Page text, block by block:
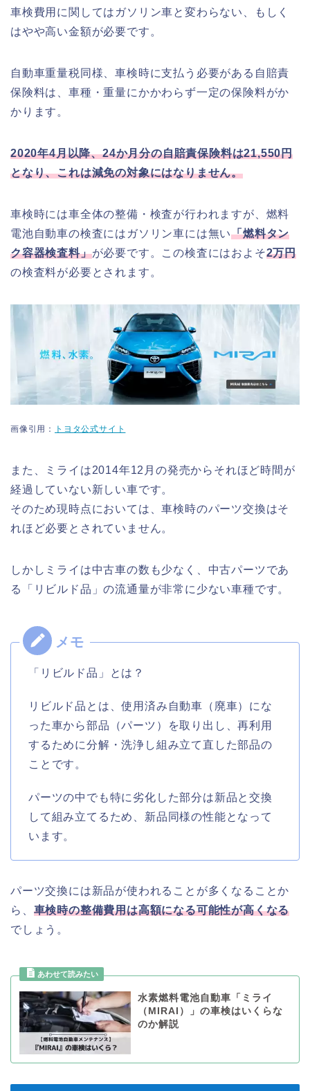
車検費用に関してはガソリン車と変わらない、もしく
はやや高い金額が必要です。
自動車重量税同様、車検時に支払う必要がある自賠責
保険料は、車種・重量にかかわらず一定の保険料がか
かります。
2020年4月以降、24か月分の自賠責保険料は21,550円
となり、これは減免の対象にはなりません。
車検時には車全体の整備・検査が行われますが、燃料
電池自動車の検査にはガソリン車には無い「燃料タン
ク容器検査料」が必要です。この検査にはおよそ2万円
の検査料が必要とされます。
画像引用： トヨタ公式サイト
また、ミライは2014年12月の発売からそれほど時間が
経過していない新しい車です。
そのため現時点においては、車検時のパーツ交換はそ
れほど必要とされていません。
しかしミライは中古車の数も少なく、中古パーツであ
る「リビルド品」の流通量が非常に少ない車種です。
「リビルド品」とは？
リビルド品とは、使用済み自動車（廃車）にな
った車から部品（パーツ）を取り出し、再利用
するために分解・洗浄し組み立て直した部品の
ことです。
パーツの中でも特に劣化した部分は新品と交換
して組み立てるため、新品同様の性能となって
います。
パーツ交換には新品が使われることが多くなることか
ら、 車検時の整備費用は高額になる可能性が高くなる
でしょう。
水素燃料電池自動車「ミライ
（MIRAI）」の車検はいくらな
のか解説